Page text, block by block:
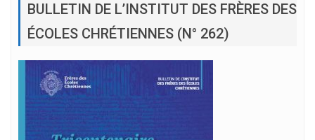
BULLETIN DE L’INSTITUT DES FRÈRES DES
ÉCOLES CHRÉTIENNES (N° 262)